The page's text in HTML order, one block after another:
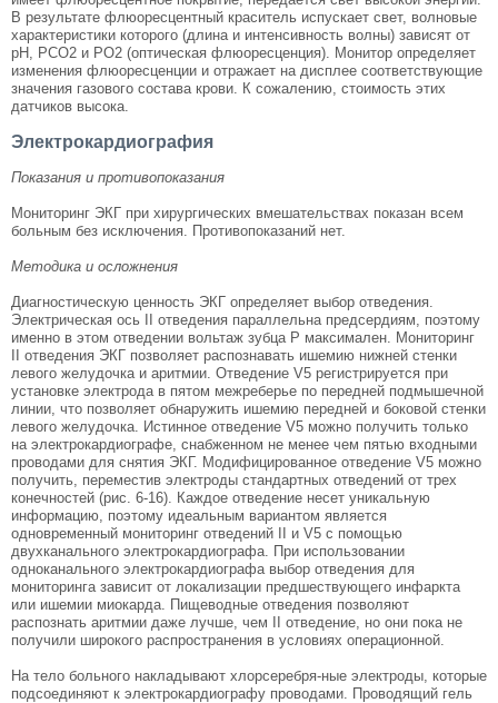
В результате флюоресцентный краситель испускает свет, вол­новые
характеристики которого (длина и интен­сивность волны) зависят от
рН, PCO2 и PO2 (опти­ческая флюоресценция). Монитор определяет
изменения флюоресценции и отражает на дисплее соответствующие
значения газового состава кро­ви. К сожалению, стоимость этих
датчиков высока.
Электрокардиография
Показания и противопоказания
Мониторинг ЭКГ при хирургических вмешатель­ствах показан всем
больным без исключения. Про­тивопоказаний нет.
Методика и осложнения
Диагностическую ценность ЭКГ определяет выбор отведения.
Электрическая ось II отведения парал­лельна предсердиям, поэтому
именно в этом отведе­нии вольтаж зубца P максимален. Мониторинг
II отведения ЭКГ позволяет распознавать ишемию нижней стенки
левого желудочка и аритмии. Отве­дение V5 регистрируется при
установке электрода в пятом межреберье по передней подмышечной
ли­нии, что позволяет обнаружить ишемию передней и боковой стенки
левого желудочка. Истинное отве­дение V5 можно получить только
на электрокардио­графе, снабженном не менее чем пятью входными
проводами для снятия ЭКГ. Модифицированное отведение V5 можно
получить, переместив электро­ды стандартных отведений от трех
конечностей (рис. 6-16). Каждое отведение несет уникальную
информацию, поэтому идеальным вариантом явля­ется
одновременный мониторинг отведений II и V5 с помощью
двухканального электрокардиографа. При использовании
одноканального электрокардио­графа выбор отведения для
мониторинга зависит от локализации предшествующего инфаркта
или ише­мии миокарда. Пищеводные отведения позволяют
распознать аритмии даже лучше, чем II отведение, но они пока не
получили широкого распростране­ния в условиях операционной.
На тело больного накладывают хлорсеребря-ные электроды, которые
подсоединяют к электрокардиографу проводами. Проводящий гель